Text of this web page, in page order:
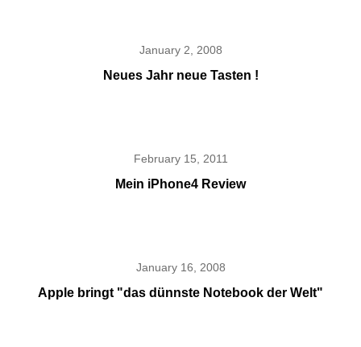
January 2, 2008
Neues Jahr neue Tasten !
February 15, 2011
Mein iPhone4 Review
January 16, 2008
Apple bringt "das dünnste Notebook der Welt"